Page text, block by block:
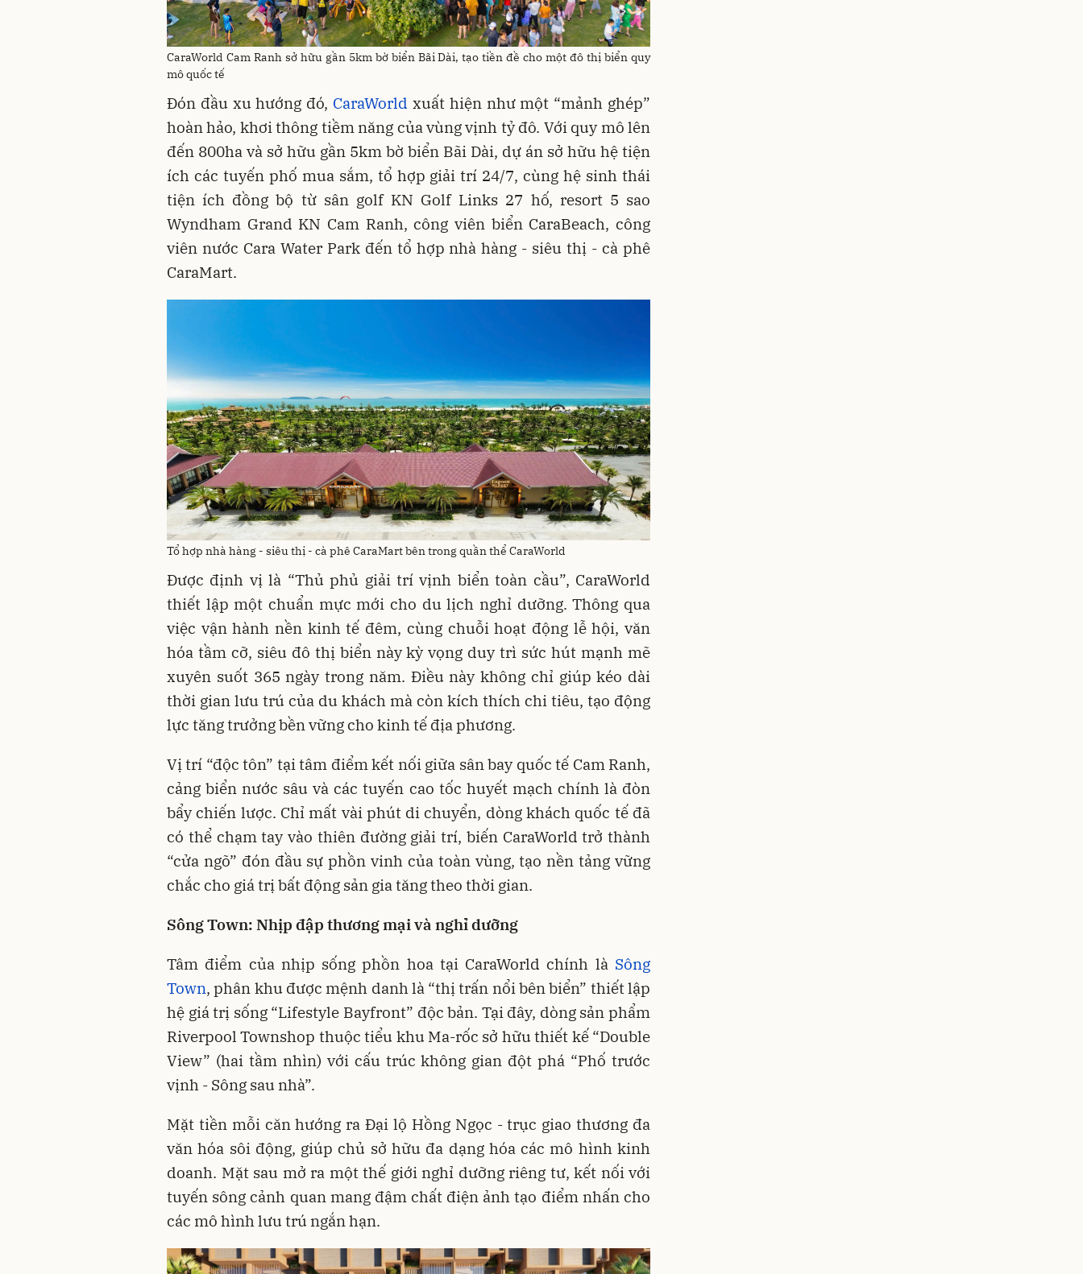
CaraWorld Cam Ranh sở hữu gần 5km bờ biển Bãi Dài, tạo tiền đề cho một đô thị biển quy
mô quốc tế
Đón đầu xu hướng đó, CaraWorld xuất hiện như một “mảnh ghép”
hoàn hảo, khơi thông tiềm năng của vùng vịnh tỷ đô. Với quy mô lên
đến 800ha và sở hữu gần 5km bờ biển Bãi Dài, dự án sở hữu hệ tiện
ích các tuyến phố mua sắm, tổ hợp giải trí 24/7, cùng hệ sinh thái
tiện ích đồng bộ từ sân golf KN Golf Links 27 hố, resort 5 sao
Wyndham Grand KN Cam Ranh, công viên biển CaraBeach, công
viên nước Cara Water Park đến tổ hợp nhà hàng - siêu thị - cà phê
CaraMart.
Tổ hợp nhà hàng - siêu thị - cà phê CaraMart bên trong quần thể CaraWorld
Được định vị là “Thủ phủ giải trí vịnh biển toàn cầu”, CaraWorld
thiết lập một chuẩn mực mới cho du lịch nghỉ dưỡng. Thông qua
việc vận hành nền kinh tế đêm, cùng chuỗi hoạt động lễ hội, văn
hóa tầm cỡ, siêu đô thị biển này kỳ vọng duy trì sức hút mạnh mẽ
xuyên suốt 365 ngày trong năm. Điều này không chỉ giúp kéo dài
thời gian lưu trú của du khách mà còn kích thích chi tiêu, tạo động
lực tăng trưởng bền vững cho kinh tế địa phương.
Vị trí “độc tôn” tại tâm điểm kết nối giữa sân bay quốc tế Cam Ranh,
cảng biển nước sâu và các tuyến cao tốc huyết mạch chính là đòn
bẩy chiến lược. Chỉ mất vài phút di chuyển, dòng khách quốc tế đã
có thể chạm tay vào thiên đường giải trí, biến CaraWorld trở thành
“cửa ngõ” đón đầu sự phồn vinh của toàn vùng, tạo nền tảng vững
chắc cho giá trị bất động sản gia tăng theo thời gian.
Sông Town: Nhịp đập thương mại và nghỉ dưỡng
Tâm điểm của nhịp sống phồn hoa tại CaraWorld chính là Sông
Town, phân khu được mệnh danh là “thị trấn nổi bên biển” thiết lập
hệ giá trị sống “Lifestyle Bayfront” độc bản. Tại đây, dòng sản phẩm
Riverpool Townshop thuộc tiểu khu Ma-rốc sở hữu thiết kế “Double
View” (hai tầm nhìn) với cấu trúc không gian đột phá “Phố trước
vịnh - Sông sau nhà”.
Mặt tiền mỗi căn hướng ra Đại lộ Hồng Ngọc - trục giao thương đa
văn hóa sôi động, giúp chủ sở hữu đa dạng hóa các mô hình kinh
doanh. Mặt sau mở ra một thế giới nghỉ dưỡng riêng tư, kết nối với
tuyến sông cảnh quan mang đậm chất điện ảnh tạo điểm nhấn cho
các mô hình lưu trú ngắn hạn.